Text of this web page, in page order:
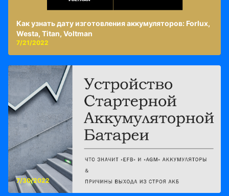
Как узнать дату изготовления аккумуляторов: Forlux,
Westa, Titan, Voltman
7/21/2022
7/30/2022